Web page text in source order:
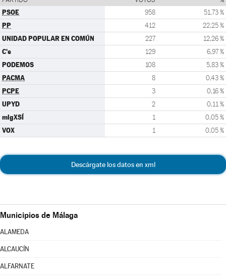
PSOE 958 51,73 %
PP 412 22,25 %
UNIDAD POPULAR EN COMÚN 227 12,26 %
C's 129 6,97 %
PODEMOS 108 5,83 %
PACMA 8 0,43 %
PCPE 3 0,16 %
UPYD 2 0,11 %
mlgXSÍ 1 0,05 %
VOX 1 0,05 %
Descárgate los datos en xml
Municipios de Málaga
ALAMEDA
ALCAUCÍN
ALFARNATE